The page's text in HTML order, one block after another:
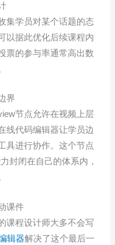
集学员对某个话题的态
以据此优化后续课程内
票的参与率通常高出数
界
节点允许在视频上层
线代码编辑器让学员边
具进行协作。这个节点
封闭在自己的体系内，
课件
课程设计师大多不会写
辑器解决了这个最后一